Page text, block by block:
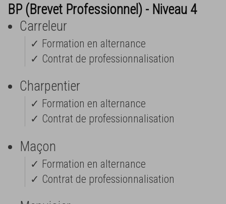
BP (Brevet Professionnel) - Niveau 4
Carreleur
✓ Formation en alternance
✓ Contrat de professionnalisation
Charpentier
✓ Formation en alternance
✓ Contrat de professionnalisation
Maçon
✓ Formation en alternance
✓ Contrat de professionnalisation